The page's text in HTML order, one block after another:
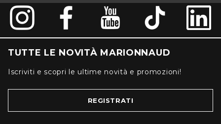
TUTTE LE NOVITÀ MARIONNAUD
Iscriviti e scopri le ultime novità e promozioni!
REGISTRATI